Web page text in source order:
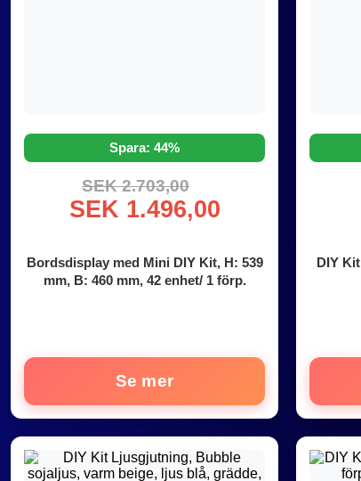
Spara: 44%
SEK 2.703,00
SEK 1.496,00
Bordsdisplay med Mini DIY Kit, H: 539
mm, B: 460 mm, 42 enhet/ 1 förp.
Se mer
DIY